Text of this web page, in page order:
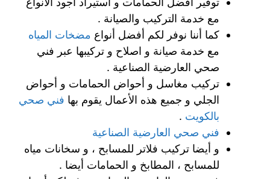
مع خدمة التركيب والصيانة .
كما أننا نوفر لكم أفضل أنواع مضخات المياه
مع خدمة صيانة و اصلاح و تركيبها عبر فني
صحي العارضية الصناعية .
تركيب مغاسل و أحواض الحمامات و أحواض
الجلي و جميع هذه الأعمال يقوم بها فني صحي
بالكويت .
فني صحي العارضية الصناعية
و أيضا تركيب فلاتر للمسابح ، و سخانات مياه
للمسابح ، المطابخ و الحمامات أيضا .